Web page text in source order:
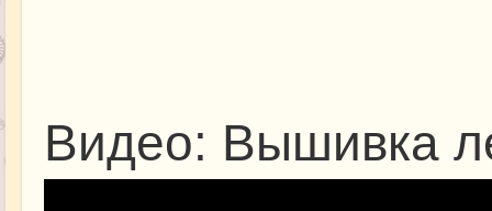
Видео: Вышивка